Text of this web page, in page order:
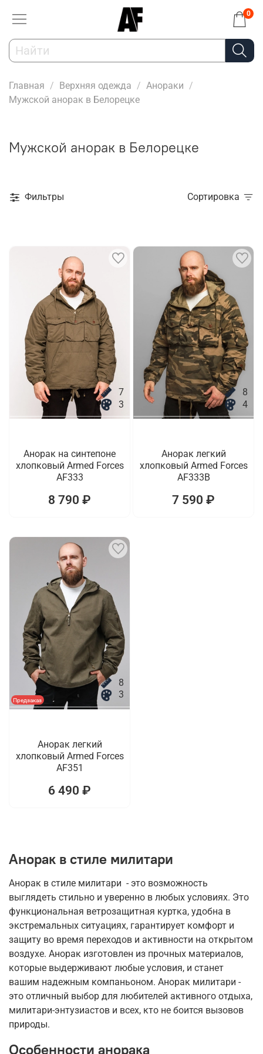
0
Главная Верхняя одежда
Анораки
Мужской анорак в Белорецке
Мужской анорак в Белорецке
Фильтры Сортировка
7
3
Анорак на синтепоне
хлопковый Armed Forces
AF333
8 790 ₽
8
4
Анорак легкий
хлопковый Armed Forces
AF333B
7 590 ₽
Предзаказ
8
3
Анорак легкий
хлопковый Armed Forces
AF351
6 490 ₽
Анорак в стиле милитари
Анорак в стиле милитари - это возможность
выглядеть стильно и уверенно в любых условиях. Это
функциональная ветрозащитная куртка, удобна в
экстремальных ситуациях, гарантирует комфорт и
защиту во время переходов и активности на открытом
воздухе. Анорак изготовлен из прочных материалов,
которые выдерживают любые условия, и станет
вашим надежным компаньоном. Анорак милитари -
это отличный выбор для любителей активного отдыха,
милитари-энтузиастов и всех, кто не боится вызовов
природы.
Особенности анорака